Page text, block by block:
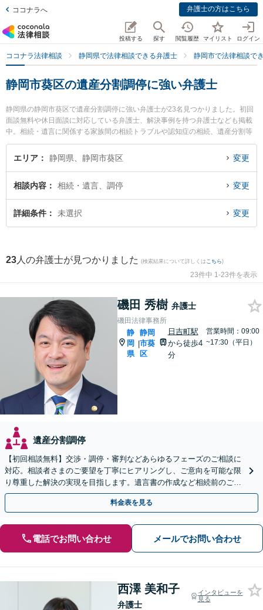
ココナラへ 弁護士の方はこちら
投稿する 探す 閲覧履歴 マイリスト ログイン
ココナラ法律相談 静岡県で法律相談できる弁護士 静岡市で法律相談で
静岡市葵区の遺産分割調停に強い弁護士
静岡県の静岡市葵区で遺産分割調停に強い弁護士が23名見つかりました。初回
面談無料や休日面談に対応している弁護士、解決事例を持つ弁護士なども掲載
中。相続・遺言に関係する家族間の相続トラブルや認知症の相続、遺産分割等
の細かな分野での絞り込み検索もでき便利です。特に磯田法律事務所の磯田 秀
樹弁護士や弁護士法人市民の森静岡第一法律事務所の西澤 美和子弁護士、弁護
産分割調停のトラブルを今すぐに弁護士に相談したい』『遺産分割調停のトラ
ブル解決の実績豊富な近くの弁護士を検索したい』『初回相談無料で遺産分割
調停を法律相談できる静岡市葵区内の弁護士に相談予約したい』などでお困り
エリア 静岡県、静岡市葵区 変更
相談内容 相続・遺言、調停 変更
詳細条件 未選択 変更
23 人の弁護士が見つかりました (検索結果について詳しくは こちら)
23件中 1-23件を表示
磯田 秀樹 弁護士
磯田法律事務所
静
岡
県
|
静岡
市葵
区
日吉町駅
から徒歩4
分
営業時間：09:00
~17:30（平日）
遺産分割調停
【初回相談無料】交渉・調停・審判などあらゆるフェーズのご相談に
対応。相談者さまのご要望を丁寧にヒアリングし、ご意向を可能な限
り尊重した解決の実現を目指します。遺言書の作成など相続前のご相
談もお任せください【完全個室で対応】
料金表を見る
電話でお問い合わせ メールでお問い合わせ
西澤 美和子
弁護士
インタビューを
見る